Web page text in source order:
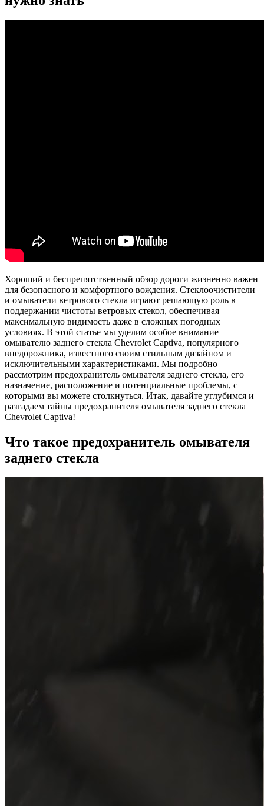
Хороший и беспрепятственный обзор дороги жизненно важен
для безопасного и комфортного вождения. Стеклоочистители
и омыватели ветрового стекла играют решающую роль в
поддержании чистоты ветровых стекол, обеспечивая
максимальную видимость даже в сложных погодных
условиях. В этой статье мы уделим особое внимание
омывателю заднего стекла Chevrolet Captiva, популярного
внедорожника, известного своим стильным дизайном и
исключительными характеристиками. Мы подробно
рассмотрим предохранитель омывателя заднего стекла, его
назначение, расположение и потенциальные проблемы, с
которыми вы можете столкнуться. Итак, давайте углубимся и
разгадаем тайны предохранителя омывателя заднего стекла
Chevrolet Captiva!
Что такое предохранитель омывателя
заднего стекла